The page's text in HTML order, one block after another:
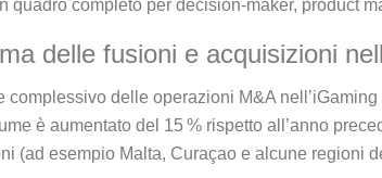
quadro completo per decision‑maker, product
delle fusioni e acquisizioni
complessivo delle operazioni M&A
è aumentato del 15 % rispetto all’anno
(ad esempio Malta, Curaçao e alcune regioni